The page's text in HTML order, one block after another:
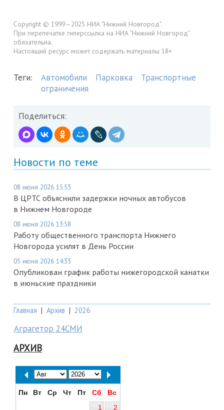
Copyright © 1999—2025 НИА "Нижний Новгород".
При перепечатке гиперссылка на НИА "Нижний Новгород"
обязательна.
Настоящий ресурс может содержать материалы 18+
Теги: Автомобили Парковка
Транспортные
ограничения
Поделиться:
Новости по теме
08 июня 2026 15:53
В ЦРТС объяснили задержки ночных автобусов
в Нижнем Новгороде
08 июня 2026 13:58
Работу общественного транспорта Нижнего
Новгорода усилят в День России
05 июня 2026 14:33
Опубликован график работы нижегородской канатки
в июньские праздники
Главная | Архив | 2026
Аграгетор 24СМИ
АРХИВ
Пн Вт Ср Чт Пт Сб
Вс
1
2